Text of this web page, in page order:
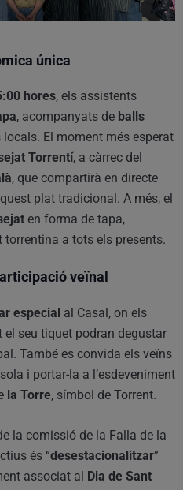
única
hores, els assistents
, acompanyats de balls
El moment més esperat
Torrentí, a càrrec del
, que compartirà en directe
plat tradicional. A més, el
en forma de tapa,
a tots els presents.
veïnal
especial al Casal, on els
seu tiquet podran degustar
També es convida els veïns
i portar-la a l’esdeveniment
la Torre, símbol de Torrent.
la comissió de la Falla de la
és “desestacionalitzar”
associat al
Dia de Sant